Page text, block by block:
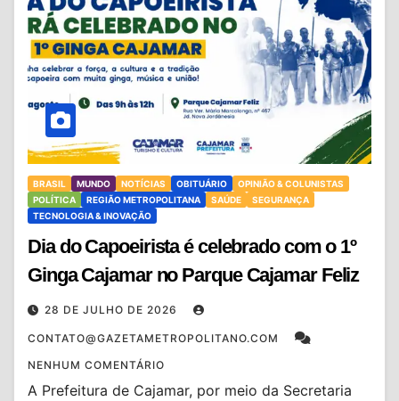
BRASIL MUNDO NOTÍCIAS OBITUÁRIO
OPINIÃO & COLUNISTAS
POLÍTICA
REGIÃO METROPOLITANA SAÚDE
SEGURANÇA
TECNOLOGIA & INOVAÇÃO
Dia do Capoeirista é celebrado com o 1º
Ginga Cajamar no Parque Cajamar Feliz
28 DE JULHO DE 2026
CONTATO@GAZETAMETROPOLITANO.COM
NENHUM COMENTÁRIO
A Prefeitura de Cajamar, por meio da Secretaria